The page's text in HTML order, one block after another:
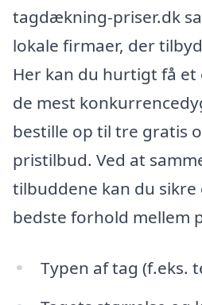
tagdækning-priser.dk
lokale firmaer, der
Her kan du hurtigt få
de mest
bestille op til tre gratis
pristilbud. Ved at
tilbuddene kan du
bedste forhold mellem
Typen af tag (f.eks.